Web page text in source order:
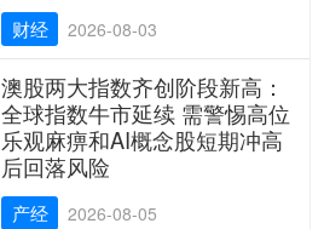
财经 2026-08-03
澳股两大指数齐创阶段新高：
全球指数牛市延续 需警惕高位
乐观麻痹和AI概念股短期冲高
后回落风险
产经 2026-08-05